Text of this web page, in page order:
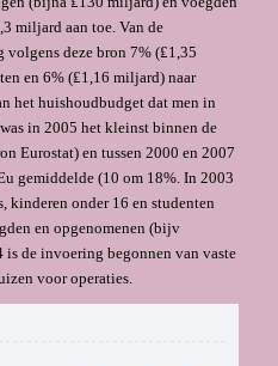
miljard aan toe. Van de
deze bron 7% (₤1,35
en 6% (₤1,16 miljard) naar
het huishoudbudget dat men in
in 2005 het kleinst binnen de
Eurostat) en tussen 2000 en 2007
gemiddelde (10 om 18%. In 2003
kinderen onder 16 en studenten
en opgenomenen (bijv
de invoering begon­nen van vaste
voor operaties.